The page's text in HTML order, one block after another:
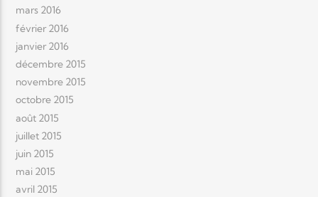
mars 2016
février 2016
janvier 2016
décembre 2015
novembre 2015
octobre 2015
août 2015
juillet 2015
juin 2015
mai 2015
avril 2015